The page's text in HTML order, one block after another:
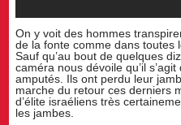
On y voit des hommes
de la fonte comme dans toutes
Sauf qu’au bout de quelques
caméra nous dévoile qu’il
amputés. Ils ont perdu leur
marche du retour ces derniers
d’élite israéliens très
les jambes.